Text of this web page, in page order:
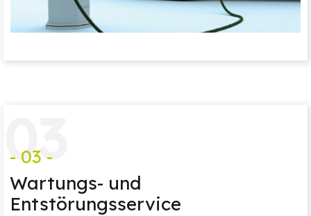
03
- 03 -
Wartungs- und
Entstörungsservice